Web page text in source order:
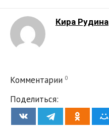
Кира Рудина
Комментарии 0
Поделиться: